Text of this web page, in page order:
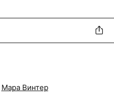
Мара Винтер